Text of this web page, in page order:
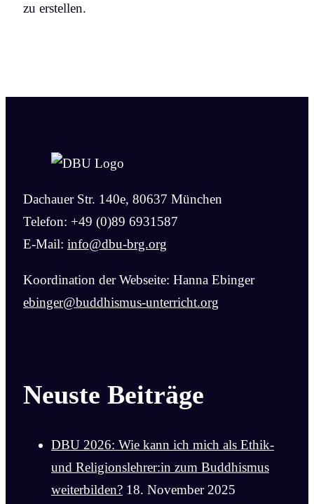
zu erstellen.
Dachauer Str. 140e, 80637 München
Telefon: +49 (0)89 6931587
E-Mail: info@dbu-brg.org
Koordination der Webseite: Hanna Ebinger
ebinger@buddhismus-unterricht.org
Neuste Beiträge
DBU 2026: Wie kann ich mich als Ethik-
und Religionslehrer:in zum Buddhismus
weiterbilden? 18. November 2025